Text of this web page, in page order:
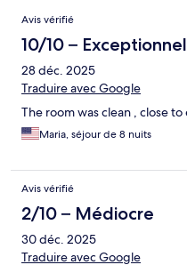
Avis
Avis vérifié
10/10 – Exceptionnel
28 déc. 2025
Traduire avec Google
The room was clean , close
Maria, séjour de 8 nuits
Avis vérifié
2/10 – Médiocre
30 déc. 2025
Traduire avec Google